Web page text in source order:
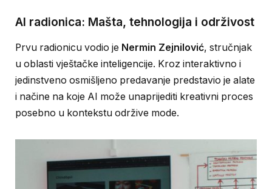
AI radionica: Mašta, tehnologija i održivost
Prvu radionicu vodio je Nermin Zejnilović, stručnjak
u oblasti vještačke inteligencije. Kroz interaktivno i
jedinstveno osmišljeno predavanje predstavio je alate
i načine na koje AI može unaprijediti kreativni proces
posebno u kontekstu održive mode.